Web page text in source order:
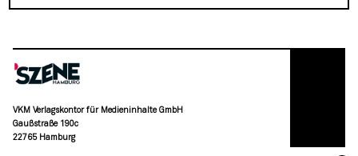
VKM Verlagskontor für Medieninhalte GmbH
Gaußstraße 190c
22765 Hamburg